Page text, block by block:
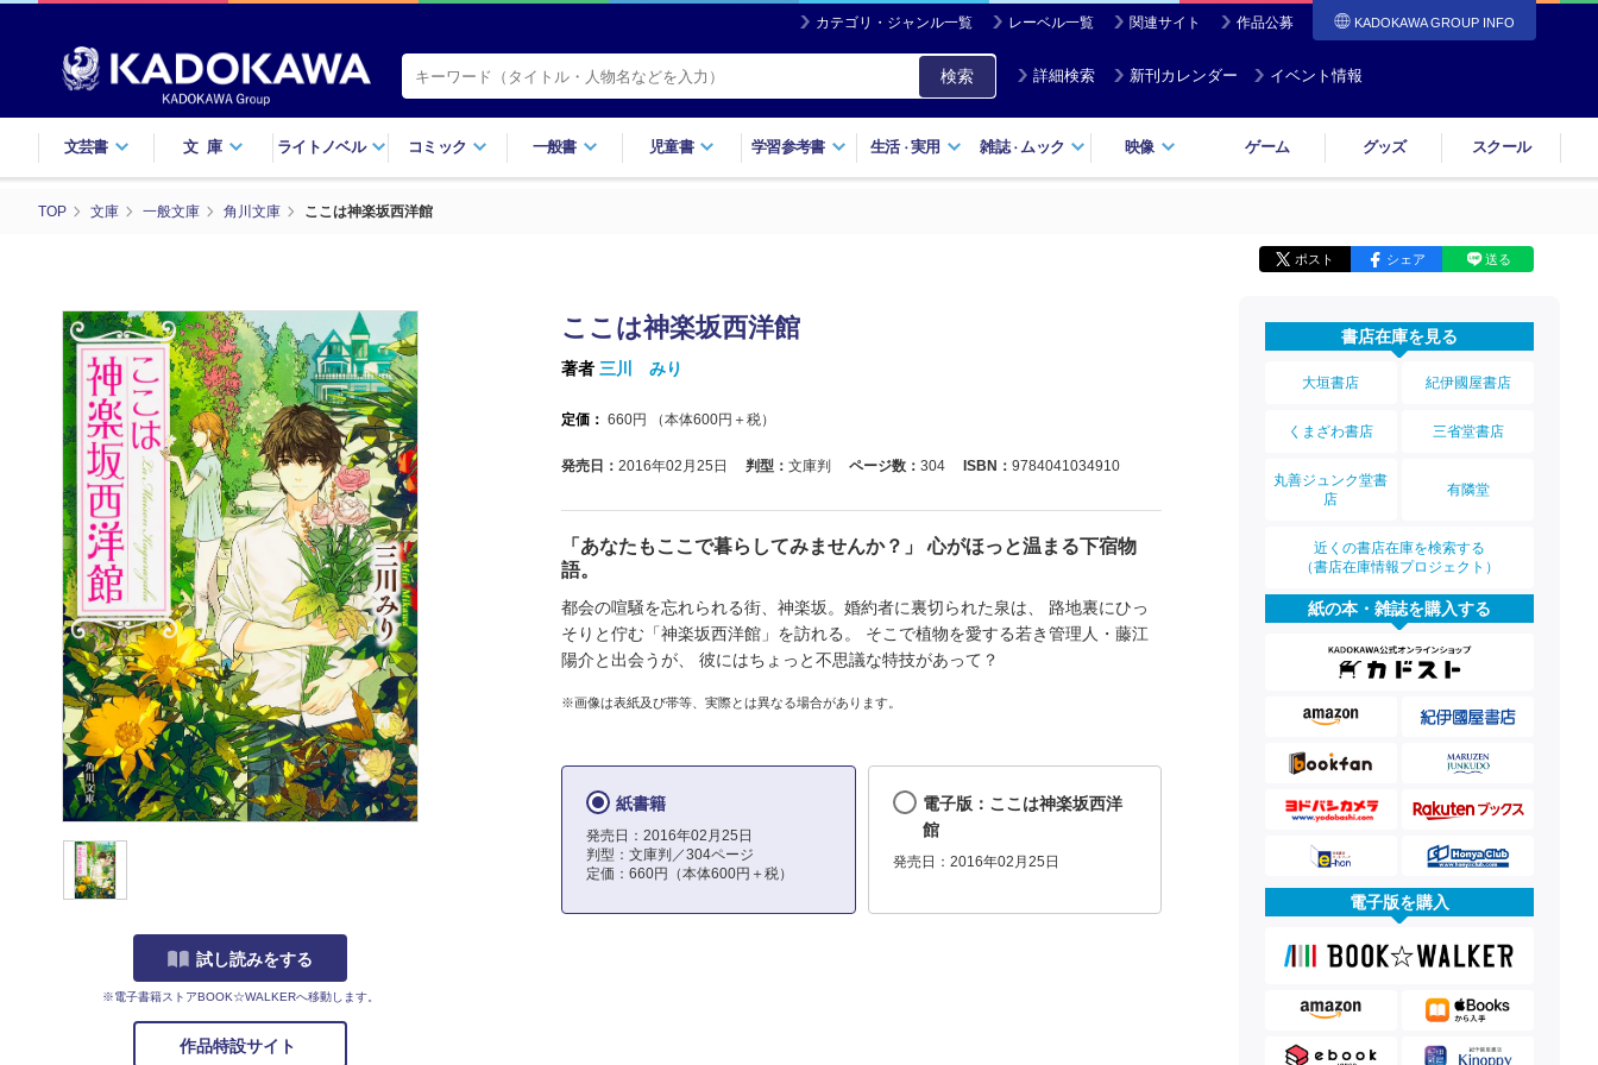
カテゴリ・ジャンル一覧 レーベル一覧 関連サイト 作品公募 KADOKAWA GROUP INFO
検索 詳細検索 新刊カレンダー イベント情報
文芸書 文庫 ライトノベル コミック 一般書 児童書 学習参考書 生活・実用 雑誌・ ムック 映像 ゲーム グッズ スクール
TOP 文庫 一般文庫 角川文庫 ここは神楽坂西洋館
ポスト シェア 送る
試し読みをする
※電子書籍ストアBOOK☆WALKERへ移動します。
作品特設サイト
ここは神楽坂西洋館
著者 三川 みり
定価： 660円 （本体600円＋税）
発売日： 2016年02月25日 判型： 文庫判 ページ数： 304 ISBN： 9784041034910
「あなたもここで暮らしてみませんか？」 心がほっと温まる下宿物
語。
都会の喧騒を忘れられる街、神楽坂。婚約者に裏切られた泉は、 路地裏にひっ
そりと佇む「神楽坂西洋館」を訪れる。 そこで植物を愛する若き管理人・藤江
陽介と出会うが、 彼にはちょっと不思議な特技があって？
※画像は表紙及び帯等、実際とは異なる場合があります。
紙書籍
発売日：2016年02月25日
判型：文庫判／304ページ
定価：660円（本体600円＋税）
電子版：ここは神楽坂西洋
館
発売日：2016年02月25日
書店在庫を見る
大垣書店 紀伊國屋書店
くまざわ書店 三省堂書店
丸善ジュンク堂書
店
有隣堂
近くの書店在庫を検索する
（書店在庫情報プロジェクト）
紙の本・雑誌を購入する
電子版を購入